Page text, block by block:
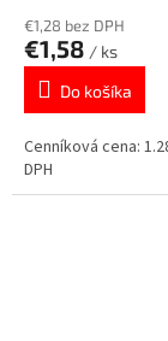
€1,28 bez DPH
€1,58 / ks
Do košíka
Cenníková cena:
DPH